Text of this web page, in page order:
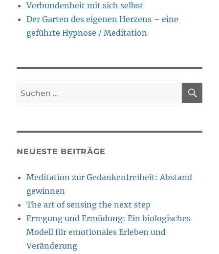
Verbundenheit mit sich selbst
Der Garten des eigenen Herzens – eine
geführte Hypnose / Meditation
Suche
nach:
NEUESTE BEITRÄGE
Meditation zur Gedankenfreiheit: Abstand
gewinnen
The art of sensing the next step
Erregung und Ermüdung: Ein biologisches
Modell für emotionales Erleben und
Veränderung